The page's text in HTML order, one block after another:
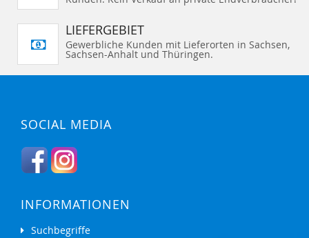
LIEFERGEBIET
Gewerbliche Kunden mit Lieferorten in Sachsen,
Sachsen-Anhalt und Thüringen.
SOCIAL MEDIA
INFORMATIONEN
Suchbegriffe